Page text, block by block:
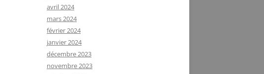
avril 2024
mars 2024
février 2024
janvier 2024
décembre 2023
novembre 2023